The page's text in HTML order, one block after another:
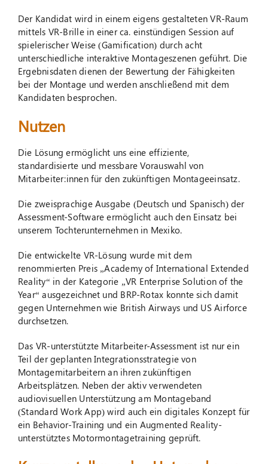
Der Kandidat wird in einem eigens gestalteten VR-Raum
mittels VR-Brille in einer ca. einstündigen Session auf
spielerischer Weise (Gamification) durch acht
unterschiedliche interaktive Montageszenen geführt. Die
Ergebnisdaten dienen der Bewertung der Fähigkeiten
bei der Montage und werden anschließend mit dem
Kandidaten besprochen.
Nutzen
Die Lösung ermöglicht uns eine effiziente,
standardisierte und messbare Vorauswahl von
Mitarbeiter:innen für den zukünftigen Montageeinsatz.
Die zweisprachige Ausgabe (Deutsch und Spanisch) der
Assessment-Software ermöglicht auch den Einsatz bei
unserem Tochterunternehmen in Mexiko.
Die entwickelte VR-Lösung wurde mit dem
renommierten Preis „Academy of International Extended
Reality“ in der Kategorie „VR Enterprise Solution of the
Year“ ausgezeichnet und BRP-Rotax konnte sich damit
gegen Unternehmen wie British Airways und US Airforce
durchsetzen.
Das VR-unterstützte Mitarbeiter-Assessment ist nur ein
Teil der geplanten Integrationsstrategie von
Montagemitarbeitern an ihren zukünftigen
Arbeitsplätzen. Neben der aktiv verwendeten
audiovisuellen Unterstützung am Montageband
(Standard Work App) wird auch ein digitales Konzept für
ein Behavior-Training und ein Augmented Reality-
unterstütztes Motormontagetraining geprüft.